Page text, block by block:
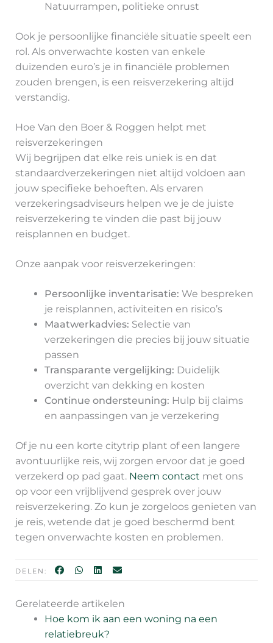
Natuurrampen, politieke onrust
Ook je persoonlijke financiële situatie speelt een
rol. Als onverwachte kosten van enkele
duizenden euro’s je in financiële problemen
zouden brengen, is een reisverzekering altijd
verstandig.
Hoe Van den Boer & Roggen helpt met
reisverzekeringen
Wij begrijpen dat elke reis uniek is en dat
standaardverzekeringen niet altijd voldoen aan
jouw specifieke behoeften. Als ervaren
verzekeringsadviseurs helpen we je de juiste
reisverzekering te vinden die past bij jouw
reisplannen en budget.
Onze aanpak voor reisverzekeringen:
Persoonlijke inventarisatie: We bespreken
je reisplannen, activiteiten en risico’s
Maatwerkadvies: Selectie van
verzekeringen die precies bij jouw situatie
passen
Transparante vergelijking: Duidelijk
overzicht van dekking en kosten
Continue ondersteuning: Hulp bij claims
en aanpassingen van je verzekering
Of je nu een korte citytrip plant of een langere
avontuurlijke reis, wij zorgen ervoor dat je goed
verzekerd op pad gaat. Neem contact met ons
op voor een vrijblijvend gesprek over jouw
reisverzekering. Zo kun je zorgeloos genieten van
je reis, wetende dat je goed beschermd bent
tegen onverwachte kosten en problemen.
DELEN:
Gerelateerde artikelen
Hoe kom ik aan een woning na een
relatiebreuk?